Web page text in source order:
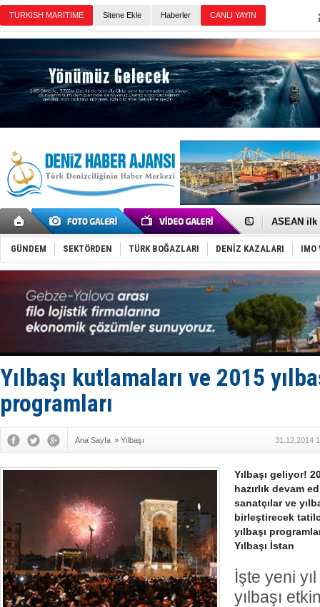
TURKISH MARITIME Sitene Ekle Haberler CANLI YAYIN
D-Marin,
ASEAN ilk
TAYK -
İstanbul
Tersane
İngiliz
FESCO,
DESE,
35 milyon
İnsansız
Anadolu
GÜNDEM SEKTÖRDEN TÜRK BOĞAZLARI DENİZ KAZALARI IMO
Yılbaşı kutlamaları ve 2015
programları
Ana Sayfa » Yılbaşı 31.12.2014
Yılbaşı geliyor!
hazırlık devam
sanatçılar ve
birleştirecek
yılbaşı
Yılbaşı İstan
İşte yeni
yılbaşı